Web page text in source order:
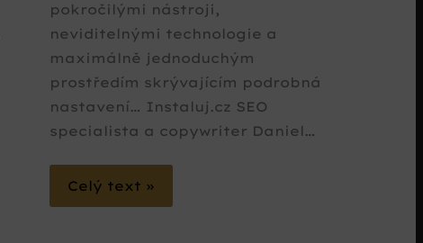
pokročilými nástroji,
neviditelnými technologie a
maximálně jednoduchým
prostředím skrývajícím podrobná
nastavení… Instaluj.cz SEO
specialista a copywriter Daniel…
Celý text »